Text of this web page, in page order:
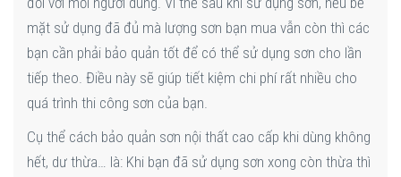
mặt sử dụng đã đủ mà lượng sơn bạn mua vẫn còn thì các
bạn cần phải bảo quản tốt để có thể sử dụng sơn cho lần
tiếp theo. Điều này sẽ giúp tiết kiệm chi phí rất nhiều cho
quá trình thi công sơn của bạn.
Cụ thể cách bảo quản sơn nội thất cao cấp khi dùng không
hết, dư thừa… là: Khi bạn đã sử dụng sơn xong còn thừa thì